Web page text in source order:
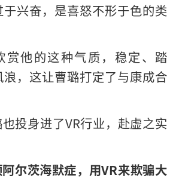
兴奋，是喜怒不形于色的类
赏他的这种气质，稳定、踏
，这让曹璐打定了与康成合
投身进了VR行业，赴虚之实
尔茨海默症，用VR来欺骗大